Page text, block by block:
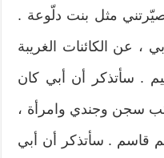
مثل بنت دلّوعة .
عن الكائنات الغريبة
. سأتذكر أن أبي كان
سجن وجندي وامرأة ،
قاسم . سأتذكر أن أبي